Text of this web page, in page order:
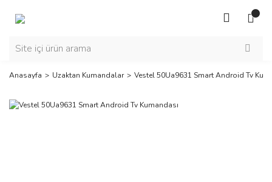
Anasayfa Uzaktan Kumandalar Vestel 50Ua9631 Smart Android Tv